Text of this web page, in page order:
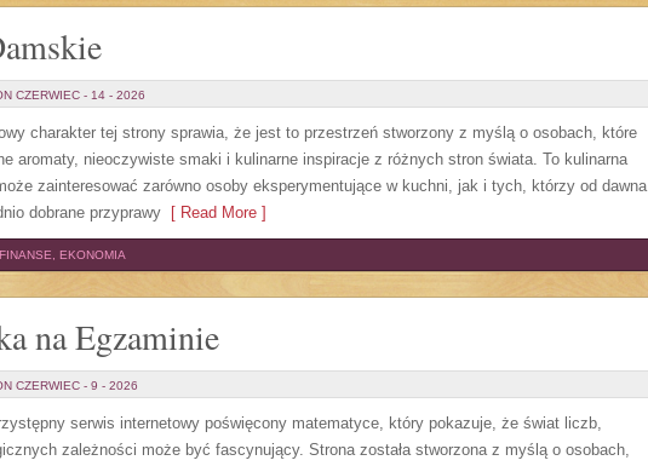
CZERWIEC - 14 - 2026
charakter tej strony sprawia, że jest to przestrzeń stworzony z myślą o osobach, które
aromaty, nieoczywiste smaki i kulinarne inspiracje z różnych stron świata. To kulinarna
zainteresować zarówno osoby eksperymentujące w kuchni, jak i tych, którzy od dawna
dobrane przyprawy [ Read More ]
EKONOMIA
na Egzaminie
CZERWIEC - 9 - 2026
serwis internetowy poświęcony matematyce, który pokazuje, że świat liczb,
zależności może być fascynujący. Strona została stworzona z myślą o osobach,